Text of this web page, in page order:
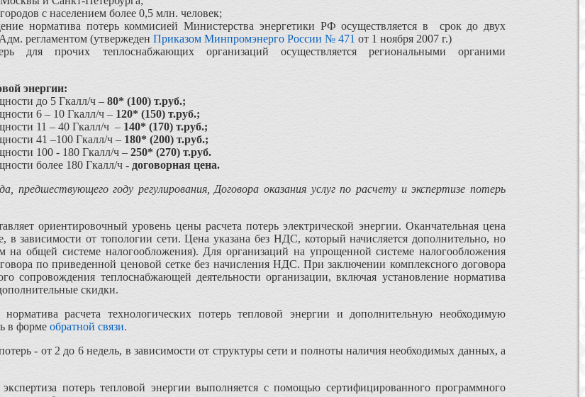
с населением более 0,5 млн. человек;
норматива потерь коммисией Министерства энергетики РФ осуществляется в срок до двух
регламентом (утвержеден Приказом Минпромэнерго России № 471 от 1 ноября 2007 г.)
для прочих теплоснабжающих организаций осуществляется региональными органими
энергии:
до 5 Гкалл/ч – 80* (100) т.руб.;
6 – 10 Гкалл/ч – 120* (150) т.руб.;
11 – 40 Гкалл/ч – 140* (170) т.руб.;
41 –100 Гкалл/ч – 180* (200) т.руб.;
100 - 180 Гкалл/ч – 250* (270) т.руб.
более 180 Гкалл/ч - договорная цена.
предшествующего году регулирования, Договора оказания услуг по расчету и экспертизе потерь
ориентировочный уровень цены расчета потерь электрической энергии. Оканчательная цена
зависимости от топологии сети. Цена указана без НДС, который начисляется дополнительно, но
на общей системе налогообложения). Для организаций на упрощенной системе налогообложения
по приведенной ценовой сетке без начисления НДС. При заключении комплексного договора
сопровождения теплоснабжающей деятельности организации, включая установление норматива
скидки.
расчета технологических потерь тепловой энергии и дополнительную необходимую
в форме обратной связи.
- от 2 до 6 недель, в зависимости от структуры сети и полноты наличия необходимых данных, а
потерь тепловой энергии выполняется с помощью сертифицированного программного